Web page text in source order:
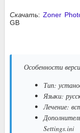
Скачать:Zoner
GB
Особенности
Тип:
Языки:
Лечение:
Settings.ini